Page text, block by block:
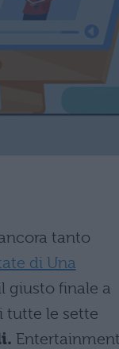
tanto
di Una
giusto finale a
tutte le sette